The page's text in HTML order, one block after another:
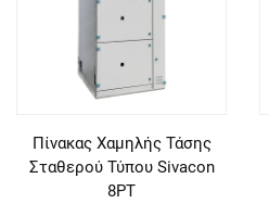
Epi Koinonia
Πίνακας Χαμηλής Τάσης
Σταθερού Τύπου Sivacon
8PT